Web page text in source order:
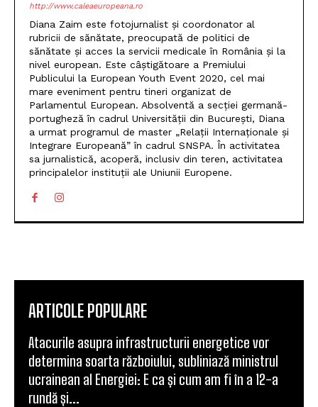
http://www.caleaeuropeana.ro
Diana Zaim este fotojurnalist și coordonator al
rubricii de sănătate, preocupată de politici de
sănătate și acces la servicii medicale în România și la
nivel european. Este câștigătoare a Premiului
Publicului la European Youth Event 2020, cel mai
mare eveniment pentru tineri organizat de
Parlamentul European. Absolventă a secției germană-
portugheză în cadrul Universității din București, Diana
a urmat programul de master „Relații Internaționale și
Integrare Europeană” în cadrul SNSPA. În activitatea
sa jurnalistică, acoperă, inclusiv din teren, activitatea
principalelor instituții ale Uniunii Europene.
ARTICOLE POPULARE
Atacurile asupra infrastructurii energetice vor
determina soarta războiului, subliniază ministrul
ucrainean al Energiei: E ca și cum am fi în a 12-a
rundă și...